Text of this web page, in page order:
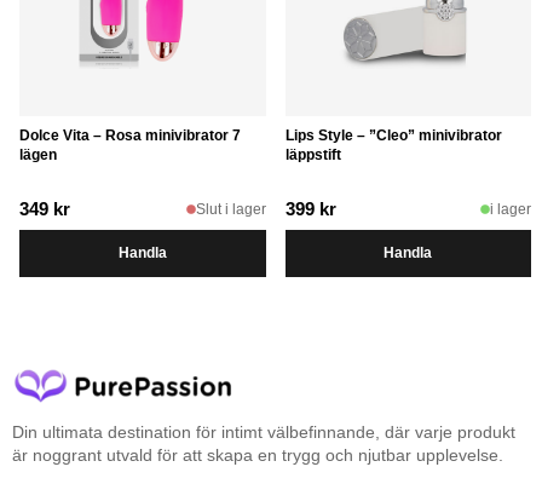
Dolce Vita – Rosa minivibrator 7
lägen
349 kr Slut i lager
Handla
Lips Style – ”Cleo” minivibrator
läppstift
399 kr i lager
Handla
Din ultimata destination för intimt välbefinnande, där varje produkt
är noggrant utvald för att skapa en trygg och njutbar upplevelse.